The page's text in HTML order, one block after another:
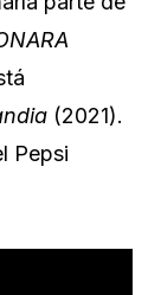
(2021).
Pepsi